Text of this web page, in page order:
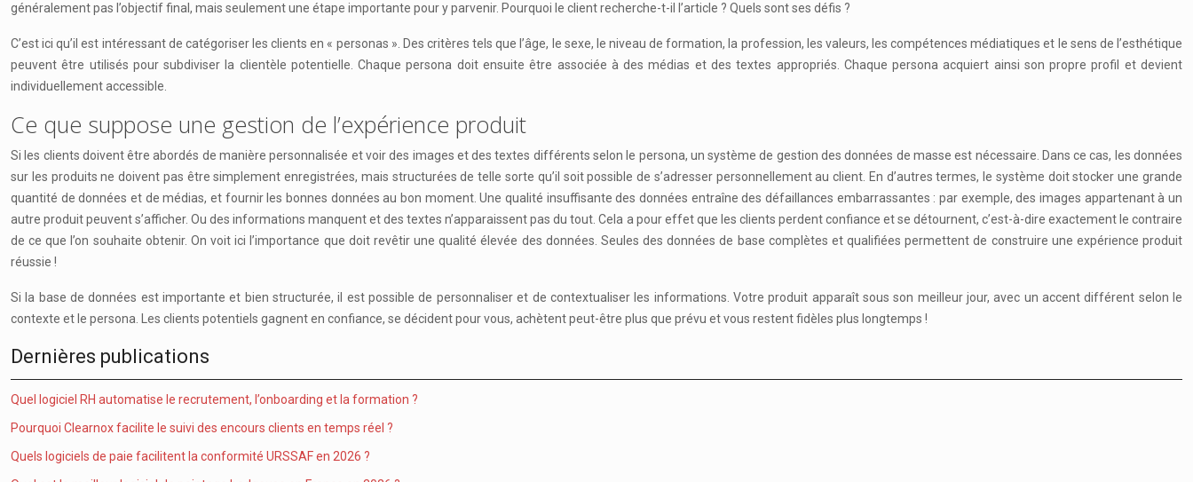
généralement pas l’objectif final, mais seulement une étape importante pour y parvenir. Pourquoi le client recherche-t-il l’article ? Quels sont ses défis ?
C’est ici qu’il est intéressant de catégoriser les clients en « personas ». Des critères tels que l’âge, le sexe, le niveau de formation, la profession, les valeurs, les compétences médiatiques et le sens de l’esthétique
peuvent être utilisés pour subdiviser la clientèle potentielle. Chaque persona doit ensuite être associée à des médias et des textes appropriés. Chaque persona acquiert ainsi son propre profil et devient
individuellement accessible.
Ce que suppose une gestion de l’expérience produit
Si les clients doivent être abordés de manière personnalisée et voir des images et des textes différents selon le persona, un système de gestion des données de masse est nécessaire. Dans ce cas, les données
sur les produits ne doivent pas être simplement enregistrées, mais structurées de telle sorte qu’il soit possible de s’adresser personnellement au client. En d’autres termes, le système doit stocker une grande
quantité de données et de médias, et fournir les bonnes données au bon moment. Une qualité insuffisante des données entraîne des défaillances embarrassantes : par exemple, des images appartenant à un
autre produit peuvent s’afficher. Ou des informations manquent et des textes n’apparaissent pas du tout. Cela a pour effet que les clients perdent confiance et se détournent, c’est-à-dire exactement le contraire
de ce que l’on souhaite obtenir. On voit ici l’importance que doit revêtir une qualité élevée des données. Seules des données de base complètes et qualifiées permettent de construire une expérience produit
réussie !
Si la base de données est importante et bien structurée, il est possible de personnaliser et de contextualiser les informations. Votre produit apparaît sous son meilleur jour, avec un accent différent selon le
contexte et le persona. Les clients potentiels gagnent en confiance, se décident pour vous, achètent peut-être plus que prévu et vous restent fidèles plus longtemps !
Dernières publications
Quel logiciel RH automatise le recrutement, l’onboarding et la formation ?
Pourquoi Clearnox facilite le suivi des encours clients en temps réel ?
Quels logiciels de paie facilitent la conformité URSSAF en 2026 ?